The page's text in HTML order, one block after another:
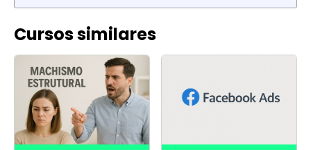
Cursos similares